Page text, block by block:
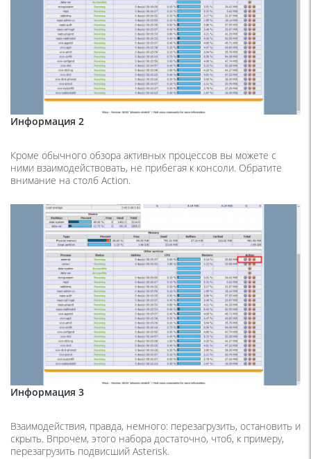
Информация 2
Кроме обычного обзора активных процессов вы можете с
ними взаимодействовать, не прибегая к консоли. Обратите
внимание на столб Action.
Информация 3
Взаимодействия, правда, немного: перезагрузить, остановить и
скрыть. Впрочем, этого набора достаточно, чтоб, к примеру,
перезагрузить подвисший Asterisk.